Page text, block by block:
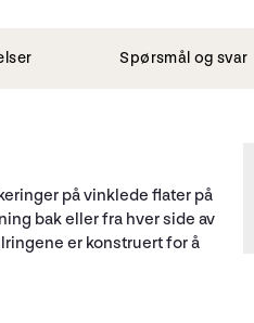
Spørsmål og svar
på vinklede flater på
bak eller fra hver side av
er konstruert for å